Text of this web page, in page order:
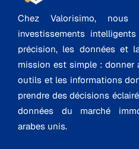
Chez Valorisimo,
investissements
précision, les données et
mission est simple : donner
outils et les informations
prendre des décisions
données du marché
arabes unis.